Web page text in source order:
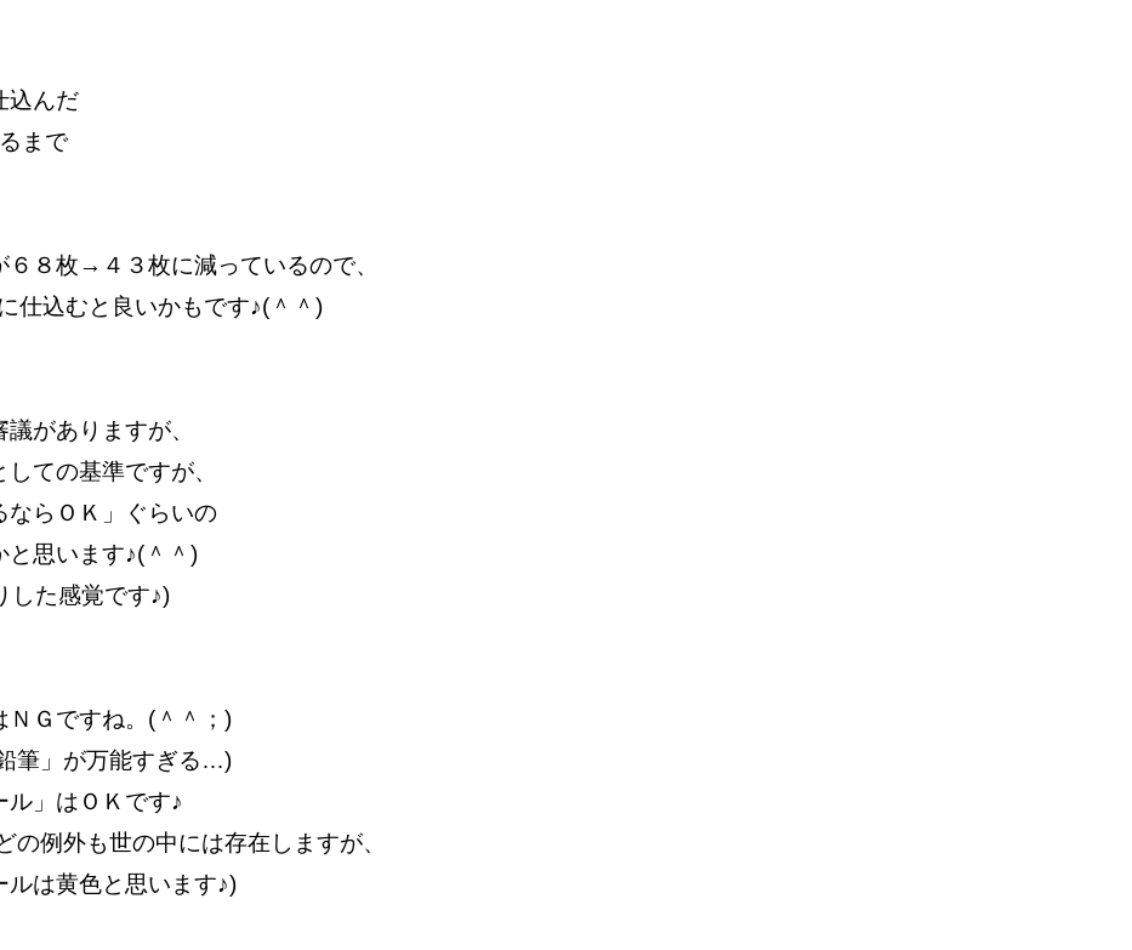
込んだ
まで
６８枚→４３枚に減っているので、
仕込むと良いかもです♪(＾＾)
がありますが、
ての基準ですが、
ならＯＫ」ぐらいの
と思います♪(＾＾)
した感覚です♪)
ＮＧですね。(＾＾；)
筆」が万能すぎる…)
ル」はＯＫです♪
の例外も世の中には存在しますが、
ルは黄色と思います♪)